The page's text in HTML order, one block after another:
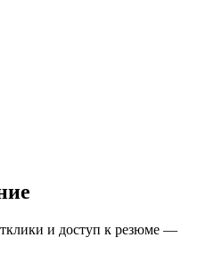
и доступ к резюме —